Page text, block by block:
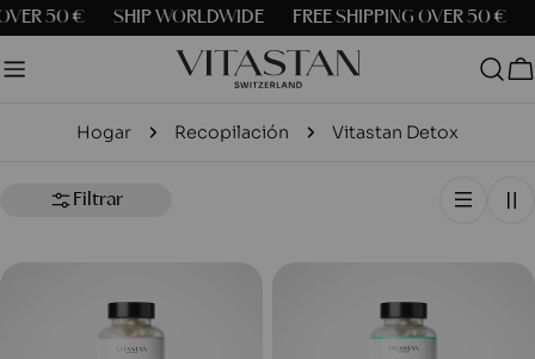
saltar
contenido
50 € SHIP WORLDWIDE FREE SHIPPING OVER 50 €
Hogar Recopilación Vitastan Detox
Filtrar